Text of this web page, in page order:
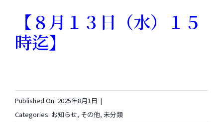
FC加盟店募集
お問合せ
【８月１３日（水）１５
時迄】
Published On: 2025年8月1日 |
Categories: お知らせ, その他, 未分類